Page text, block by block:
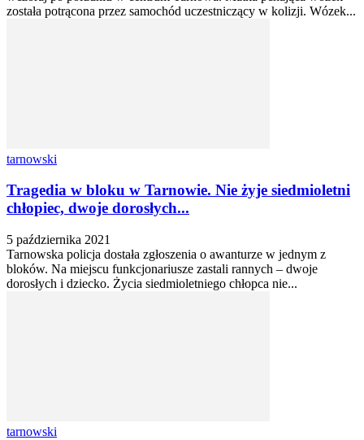
została potrącona przez samochód uczestniczący w kolizji. Wózek...
tarnowski
Tragedia w bloku w Tarnowie. Nie żyje siedmioletni
chłopiec, dwoje dorosłych...
5 października 2021
Tarnowska policja dostała zgłoszenia o awanturze w jednym z
bloków. Na miejscu funkcjonariusze zastali rannych – dwoje
dorosłych i dziecko. Życia siedmioletniego chłopca nie...
tarnowski